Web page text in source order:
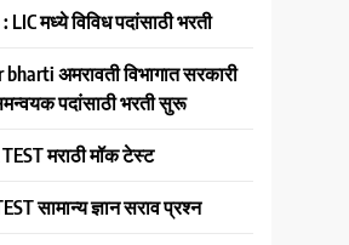
मध्ये विविध पदांसाठी भरती
अमरावती विभागात सरकारी
पदांसाठी भरती सुरू
मराठी मॉक टेस्ट
सामान्य ज्ञान सराव प्रश्न